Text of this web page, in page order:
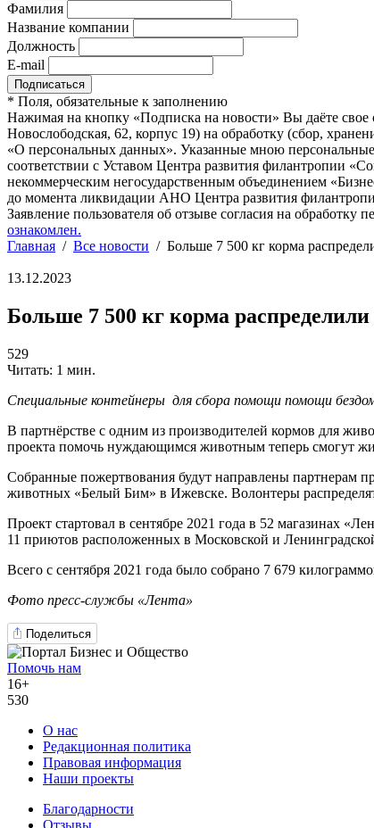
Фамилия
Название компании
Должность
E-mail
* Поля, обязательные к заполнению
Нажимая на кнопку «Подписка на новости» Вы даёте свое
Новослободская, 62, корпус 19) на обработку (сбор,
«О персональных данных». Указанные мною
соответствии с Уставом Центра развития филантропии
некоммерческим негосударственным объединением
до момента ликвидации АНО Центра развития
Заявление пользователя об отзыве согласия на
ознакомлен.
Главная / Все новости / Больше 7 500 кг корма
13.12.2023
Больше 7 500 кг корма
529
Читать: 1 мин.
Специальные контейнеры для сбора помощи помощи
В партнёрстве с одним из производителей кормов для
проекта помочь нуждающимся животным теперь смогут
Собранные пожертвования будут направлены
животных «Белый Бим» в Ижевске. Волонтеры
Проект стартовал в сентябре 2021 года в 52 магазинах
11 приютов расположенных в Московской и
Всего с сентября 2021 года было собрано 7 679
Фото пресс-службы «Лента»
Поделиться
Помочь нам
16+
530
О нас
Редакционная политика
Правовая информация
Наши проекты
Благодарности